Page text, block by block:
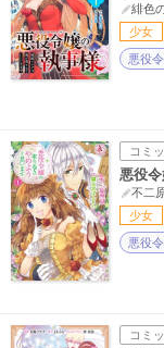
緋色
少女
悪役
コミ
悪役
不二
少女
悪役
コミ